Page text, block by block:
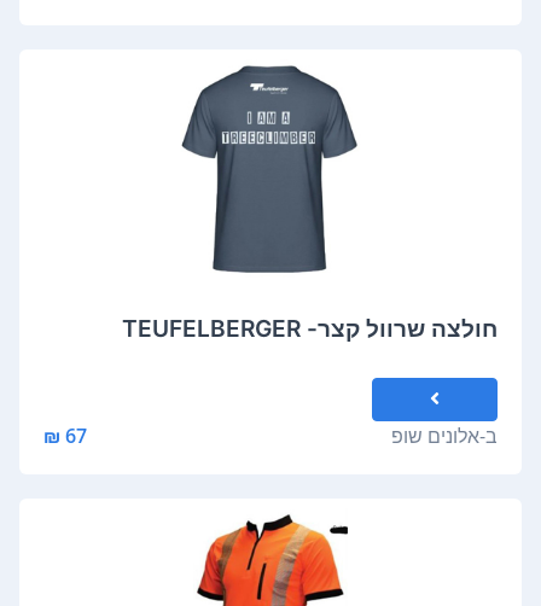
חולצה שרוול קצר- TEUFELBERGER
ב-אלונים שופ 67 ₪